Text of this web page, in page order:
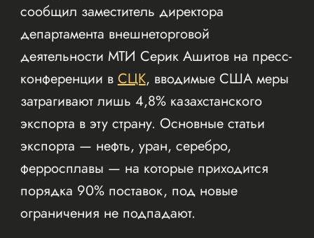
сообщил заместитель директора
департамента внешнеторговой
деятельности МТИ Серик Ашитов на пресс-
конференции вСЦК, вводимые США меры
затрагивают лишь 4,8% казахстанского
экспорта в эту страну. Основные статьи
экспорта — нефть, уран, серебро,
ферросплавы — на которые приходится
порядка 90% поставок, под новые
ограничения не подпадают.